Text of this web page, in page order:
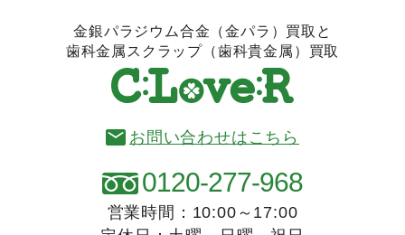
金銀パラジウム合金（金パラ）買取と
歯科金属スクラップ（歯科貴金属）買取
お問い合わせはこちら
0120-277-968
営業時間：10:00～17:00